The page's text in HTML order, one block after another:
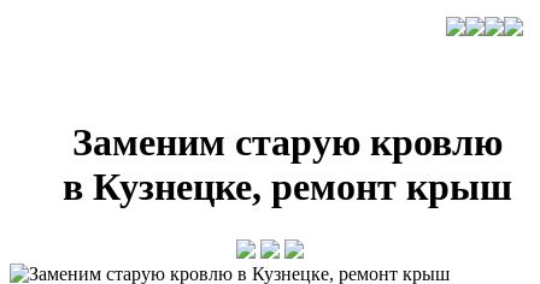
Заменим старую кровлю
в Кузнецке, ремонт крыш